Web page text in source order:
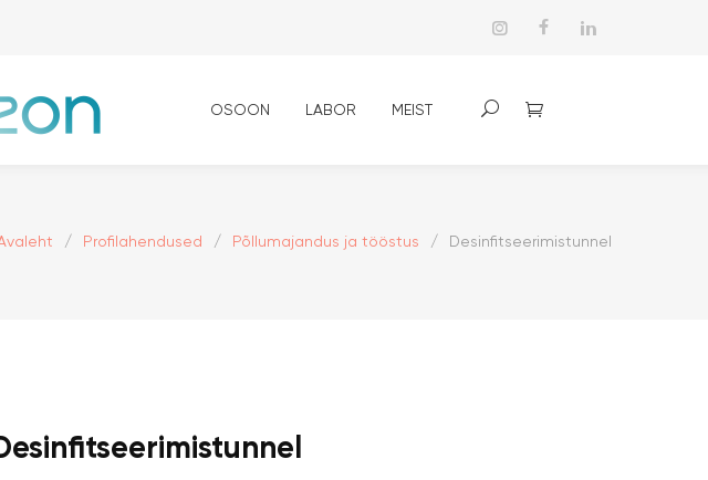
OSOON LABOR MEIST
/ Profilahendused / Põllumajandus ja tööstus / Desinfitseerimistunnel